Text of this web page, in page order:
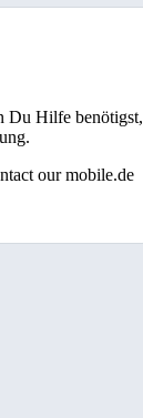
Du Hilfe benötigst,
our mobile.de